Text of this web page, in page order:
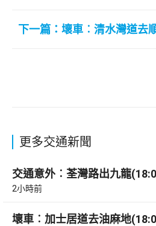
下一篇：壞車︰清水灣道去
更多交通新聞
交通意外︰荃灣路出九龍
2小時前
壞車︰加士居道去油麻地